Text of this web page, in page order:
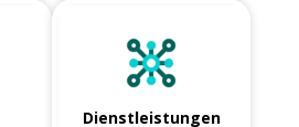
Dienstleistungen